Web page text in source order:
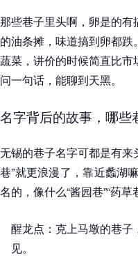
那些巷子里头啊，卵是的
的油条摊，味道搞到卵都
蔬菜，讲价的时候简直比
问一句话，能聊到天黑。
名字背后的故事，哪些
无锡的巷子名字可都是有来
巷”就更浪漫了，靠近蠡湖
名的，像什么“酱园巷”“药
醒龙点：克上马墩的巷
见。